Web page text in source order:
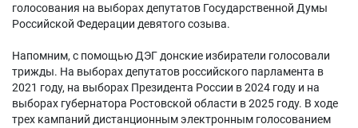
голосования на выборах депутатов Государственной Думы
Российской Федерации девятого созыва.
Напомним, с помощью ДЭГ донские избиратели голосовали
трижды. На выборах депутатов российского парламента в
2021 году, на выборах Президента России в 2024 году и на
выборах губернатора Ростовской области в 2025 году. В ходе
трех кампаний дистанционным электронным голосованием